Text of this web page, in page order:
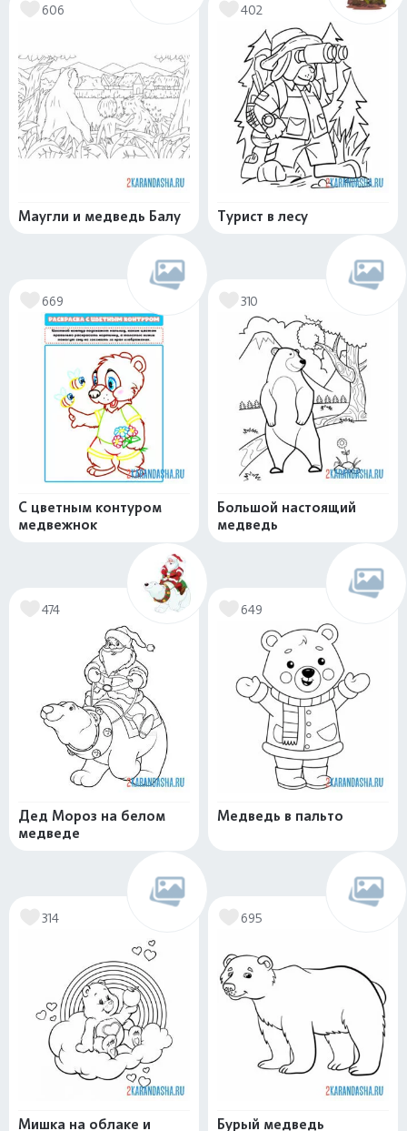
606
Маугли и медведь Балу
402
Турист в лесу
669
С цветным контуром
медвежнок
310
Большой настоящий
медведь
474
Дед Мороз на белом
медведе
649
Медведь в пальто
314
Мишка на облаке и
695
Бурый медведь